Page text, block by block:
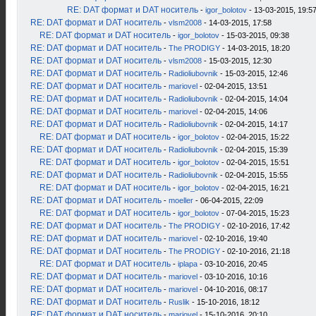
RE: DAT формат и DAT носитель - igor_bolotov - 13-03-2015, 19:57
RE: DAT формат и DAT носитель - vlsm2008 - 14-03-2015, 17:58
RE: DAT формат и DAT носитель - igor_bolotov - 15-03-2015, 09:38
RE: DAT формат и DAT носитель - The PRODIGY - 14-03-2015, 18:20
RE: DAT формат и DAT носитель - vlsm2008 - 15-03-2015, 12:30
RE: DAT формат и DAT носитель - Radioliubovnik - 15-03-2015, 12:46
RE: DAT формат и DAT носитель - mariovel - 02-04-2015, 13:51
RE: DAT формат и DAT носитель - Radioliubovnik - 02-04-2015, 14:04
RE: DAT формат и DAT носитель - mariovel - 02-04-2015, 14:06
RE: DAT формат и DAT носитель - Radioliubovnik - 02-04-2015, 14:17
RE: DAT формат и DAT носитель - igor_bolotov - 02-04-2015, 15:22
RE: DAT формат и DAT носитель - Radioliubovnik - 02-04-2015, 15:39
RE: DAT формат и DAT носитель - igor_bolotov - 02-04-2015, 15:51
RE: DAT формат и DAT носитель - Radioliubovnik - 02-04-2015, 15:55
RE: DAT формат и DAT носитель - igor_bolotov - 02-04-2015, 16:21
RE: DAT формат и DAT носитель - moeller - 06-04-2015, 22:09
RE: DAT формат и DAT носитель - igor_bolotov - 07-04-2015, 15:23
RE: DAT формат и DAT носитель - The PRODIGY - 02-10-2016, 17:42
RE: DAT формат и DAT носитель - mariovel - 02-10-2016, 19:40
RE: DAT формат и DAT носитель - The PRODIGY - 02-10-2016, 21:18
RE: DAT формат и DAT носитель - iplapa - 03-10-2016, 20:45
RE: DAT формат и DAT носитель - mariovel - 03-10-2016, 10:16
RE: DAT формат и DAT носитель - mariovel - 04-10-2016, 08:17
RE: DAT формат и DAT носитель - Ruslik - 15-10-2016, 18:12